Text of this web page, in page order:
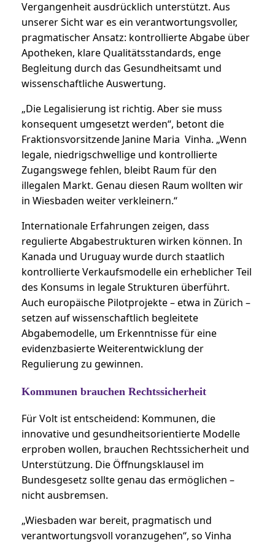
Vergangenheit ausdrücklich unterstützt. Aus
unserer Sicht war es ein verantwortungsvoller,
pragmatischer Ansatz: kontrollierte Abgabe über
Apotheken, klare Qualitätsstandards, enge
Begleitung durch das Gesundheitsamt und
wissenschaftliche Auswertung.
„Die Legalisierung ist richtig. Aber sie muss
konsequent umgesetzt werden“, betont die
Fraktionsvorsitzende Janine Maria Vinha. „Wenn
legale, niedrigschwellige und kontrollierte
Zugangswege fehlen, bleibt Raum für den
illegalen Markt. Genau diesen Raum wollten wir
in Wiesbaden weiter verkleinern.“
Internationale Erfahrungen zeigen, dass
regulierte Abgabestrukturen wirken können. In
Kanada und Uruguay wurde durch staatlich
kontrollierte Verkaufsmodelle ein erheblicher Teil
des Konsums in legale Strukturen überführt.
Auch europäische Pilotprojekte – etwa in Zürich –
setzen auf wissenschaftlich begleitete
Abgabemodelle, um Erkenntnisse für eine
evidenzbasierte Weiterentwicklung der
Regulierung zu gewinnen.
Kommunen brauchen Rechtssicherheit
Für Volt ist entscheidend: Kommunen, die
innovative und gesundheitsorientierte Modelle
erproben wollen, brauchen Rechtssicherheit und
Unterstützung. Die Öffnungsklausel im
Bundesgesetz sollte genau das ermöglichen –
nicht ausbremsen.
„Wiesbaden war bereit, pragmatisch und
verantwortungsvoll voranzugehen“, so Vinha